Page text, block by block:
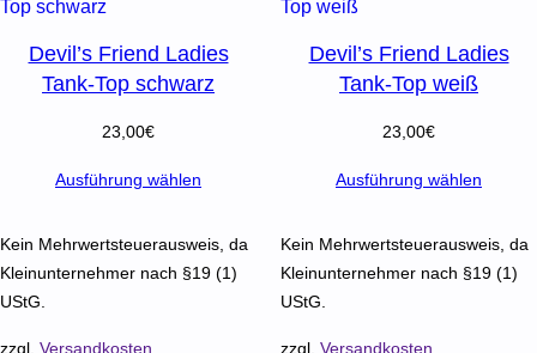
Devil’s Friend Ladies
Tank-Top schwarz
23,00€
Ausführung wählen
Kein Mehrwertsteuerausweis, da
Kleinunternehmer nach §19 (1)
UStG.
zzgl. Versandkosten
Devil’s Friend Ladies
Tank-Top weiß
23,00€
Ausführung wählen
Kein Mehrwertsteuerausweis, da
Kleinunternehmer nach §19 (1)
UStG.
zzgl. Versandkosten